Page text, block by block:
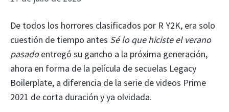
De todos los horrores clasificados por R Y2K, era solo
cuestión de tiempo antes Sé lo que hiciste el verano
pasadoentregó su gancho a la próxima generación,
ahora en forma de la película de secuelas Legacy
Boilerplate, a diferencia de la serie de videos Prime
2021 de corta duración y ya olvidada.